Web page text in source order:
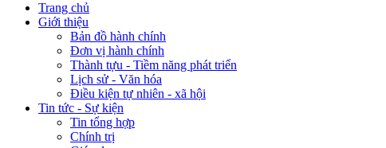
Trang chủ
Giới thiệu
Bản đồ hành chính
Đơn vị hành chính
Thành tựu - Tiềm năng phát triển
Lịch sử - Văn hóa
Điều kiện tự nhiên - xã hội
Tin tức - Sự kiện
Tin tổng hợp
Chính trị